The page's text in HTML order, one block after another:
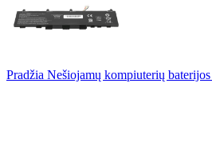
Pradžia Nešiojamų kompiuterių baterijos